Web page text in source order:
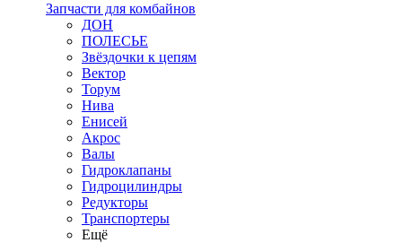
Запчасти для комбайнов
ДОН
ПОЛЕСЬЕ
Звёздочки к цепям
Вектор
Торум
Нива
Енисей
Акрос
Валы
Гидроклапаны
Гидроцилиндры
Редукторы
Транспортеры
Ещё